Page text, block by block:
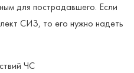
для пострадавшего. Если
СИЗ, то его нужно надеть
ЧС